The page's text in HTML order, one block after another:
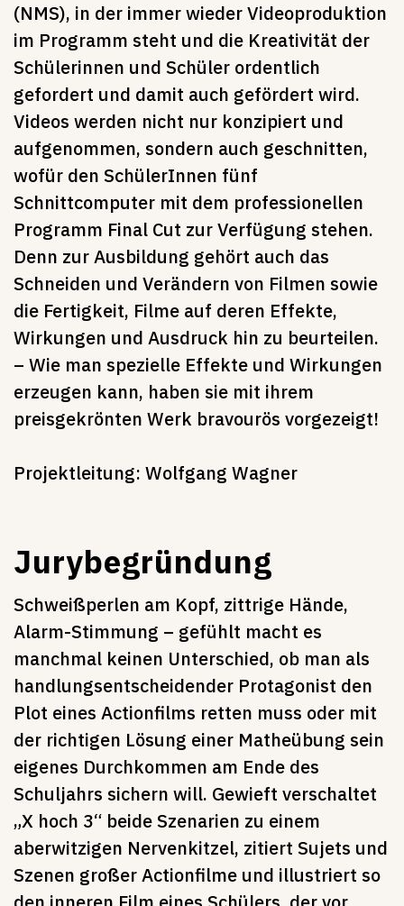
(NMS), in der immer wieder Videoproduktion
im Programm steht und die Kreativität der
Schülerinnen und Schüler ordentlich
gefordert und damit auch gefördert wird.
Videos werden nicht nur konzipiert und
aufgenommen, sondern auch geschnitten,
wofür den SchülerInnen fünf
Schnittcomputer mit dem professionellen
Programm Final Cut zur Verfügung stehen.
Denn zur Ausbildung gehört auch das
Schneiden und Verändern von Filmen sowie
die Fertigkeit, Filme auf deren Effekte,
Wirkungen und Ausdruck hin zu beurteilen.
– Wie man spezielle Effekte und Wirkungen
erzeugen kann, haben sie mit ihrem
preisgekrönten Werk bravourös vorgezeigt!
Projektleitung: Wolfgang Wagner
Jurybegründung
Schweißperlen am Kopf, zittrige Hände,
Alarm-Stimmung – gefühlt macht es
manchmal keinen Unterschied, ob man als
handlungsentscheidender Protagonist den
Plot eines Actionfilms retten muss oder mit
der richtigen Lösung einer Matheübung sein
eigenes Durchkommen am Ende des
Schuljahrs sichern will. Gewieft verschaltet
„X hoch 3“ beide Szenarien zu einem
aberwitzigen Nervenkitzel, zitiert Sujets und
Szenen großer Actionfilme und illustriert so